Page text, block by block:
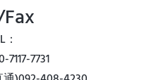
：
7117-7731